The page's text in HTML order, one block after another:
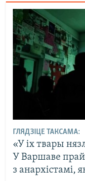
ГЛЯДЗІЦЕ ТАКСАМА:
«У іх твары
У Варшаве
з анархістамі,